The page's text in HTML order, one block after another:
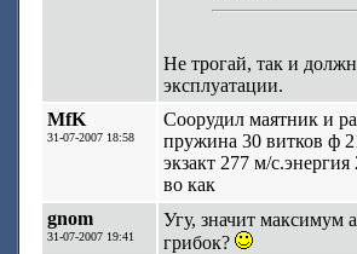
Не трогай, так и
эксплуатации.
MfK
31-07-2007 18:58
Соорудил маятник и
пружина 30 витков ф
экзакт 277 м/
во как
gnom
31-07-2007 19:41
Угу, значит максимум
грибок?